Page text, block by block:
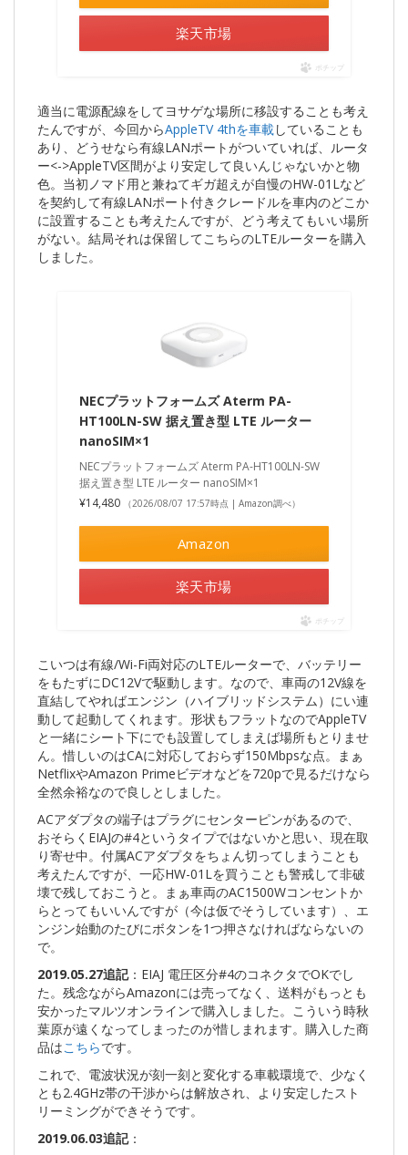
楽天市場
ポチップ
適当に電源配線をしてヨサゲな場所に移設することも考え
たんですが、今回からAppleTV 4thを車載していることも
あり、どうせなら有線LANポートがついていれば、ルータ
ー<->AppleTV区間がより安定して良いんじゃないかと物
色。当初ノマド用と兼ねてギガ超えが自慢のHW-01Lなど
を契約して有線LANポート付きクレードルを車内のどこか
に設置することも考えたんですが、どう考えてもいい場所
がない。結局それは保留してこちらのLTEルーターを購入
しました。
NECプラットフォームズ Aterm PA-
HT100LN-SW 据え置き型 LTE ルーター
nanoSIM×1
NECプラットフォームズ Aterm PA-HT100LN-SW
据え置き型 LTE ルーター nanoSIM×1
¥14,480
（2026/08/07 17:57時点 | Amazon調べ）
Amazon
楽天市場
ポチップ
こいつは有線/Wi-Fi両対応のLTEルーターで、バッテリー
をもたずにDC12Vで駆動します。なので、車両の12V線を
直結してやればエンジン（ハイブリッドシステム）にい連
動して起動してくれます。形状もフラットなのでAppleTV
と一緒にシート下にでも設置してしまえば場所もとりませ
ん。惜しいのはCAに対応しておらず150Mbpsな点。まぁ
NetflixやAmazon Primeビデオなどを720pで見るだけなら
全然余裕なので良しとしました。
ACアダプタの端子はプラグにセンターピンがあるので、
おそらくEIAJの#4というタイプではないかと思い、現在取
り寄せ中。付属ACアダプタをちょん切ってしまうことも
考えたんですが、一応HW-01Lを買うことも警戒して非破
壊で残しておこうと。まぁ車両のAC1500Wコンセントか
らとってもいいんですが（今は仮でそうしています）、エ
ンジン始動のたびにボタンを1つ押さなければならないの
で。
2019.05.27追記：EIAJ 電圧区分#4のコネクタでOKでし
た。残念ながらAmazonには売ってなく、送料がもっとも
安かったマルツオンラインで購入しました。こういう時秋
葉原が遠くなってしまったのが惜しまれます。購入した商
品はこちらです。
これで、電波状況が刻一刻と変化する車載環境で、少なく
とも2.4GHz帯の干渉からは解放され、より安定したスト
リーミングができそうです。
2019.06.03追記：